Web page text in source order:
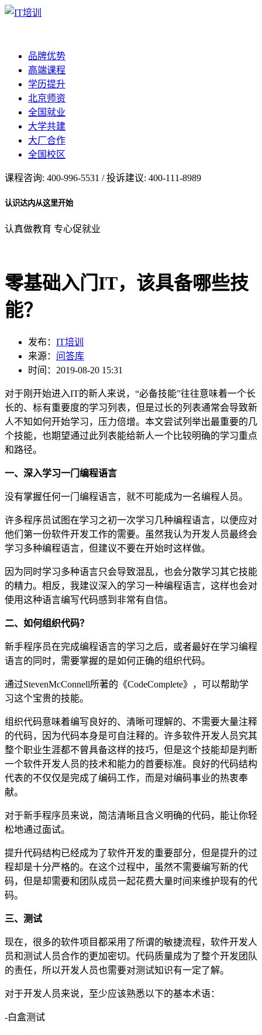
品牌优势
高端课程
学历提升
北京师资
全国就业
大学共建
大厂合作
全国校区
课程咨询: 400-996-5531 / 投诉建议: 400-111-8989
认识达内从这里开始
认真做教育 专心促就业
零基础入门IT，该具备哪些技
能？
发布： IT培训
来源： 问答库
时间：2019-08-20 15:31
对于刚开始进入IT的新人来说，“必备技能”往往意味着一个长
长的、标有重要度的学习列表，但是过长的列表通常会导致新
人不知如何开始学习，压力倍增。本文尝试列举出最重要的几
个技能，也期望通过此列表能给新人一个比较明确的学习重点
和路径。
一、深入学习一门编程语言
没有掌握任何一门编程语言，就不可能成为一名编程人员。
许多程序员试图在学习之初一次学习几种编程语言，以便应对
他们第一份软件开发工作的需要。虽然我认为开发人员最终会
学习多种编程语言，但建议不要在开始时这样做。
因为同时学习多种语言只会导致混乱，也会分散学习其它技能
的精力。相反，我建议深入的学习一种编程语言，这样也会对
使用这种语言编写代码感到非常有自信。
二、如何组织代码？
新手程序员在完成编程语言的学习之后，或者最好在学习编程
语言的同时，需要掌握的是如何正确的组织代码。
通过StevenMcConnell所著的《CodeComplete》，可以帮助学
习这个宝贵的技能。
组织代码意味着编写良好的、清晰可理解的、不需要大量注释
的代码，因为代码本身是可自注释的。许多软件开发人员究其
整个职业生涯都不曾具备这样的技巧，但是这个技能却是判断
一个软件开发人员的技术和能力的首要标准。良好的代码结构
代表的不仅仅是完成了编码工作，而是对编码事业的热衷奉
献。
对于新手程序员来说，简洁清晰且含义明确的代码，能让你轻
松地通过面试。
提升代码结构已经成为了软件开发的重要部分，但是提升的过
程却是十分严格的。在这个过程中，虽然不需要编写新的代
码，但是却需要和团队成员一起花费大量时间来维护现有的代
码。
三、测试
现在，很多的软件项目都采用了所谓的敏捷流程，软件开发人
员和测试人员合作的更加密切。代码质量成为了整个开发团队
的责任，所以开发人员也需要对测试知识有一定了解。
对于开发人员来说，至少应该熟悉以下的基本术语：
-白盒测试